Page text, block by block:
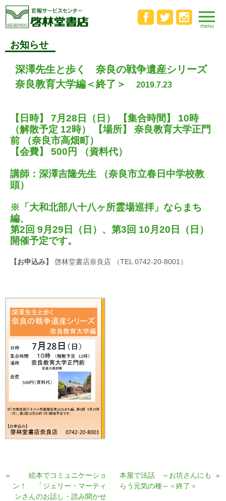
お知らせ
深澤先生と歩く 奈良の戦争遺産シリーズ
奈良教育大学編＜終了＞
2019.7.23
【日時】 7月28日（日） 【集合時間】 10時
（解散予定 12時） 【場所】 奈良教育大学正門
前 （奈良市高畑町）
【会費】 500円 （資料代）
講師：深澤吉隆先生 （奈良市立春日中学校教
頭）
※「大和北部八十八ヶ所霊場巡拝」ならまち
編、
第2回 9月29日（日）、第3回 10月20日（日）
開催予定です。
【お申込み】 啓林堂書店奈良店 （TEL 0742-20-8001）
«
絵本でコミュニケーショ
ン！ 「ジェリー・マーティ
ンさんのお話し・読み聞かせ
本屋で法話 ～お坊さんにも
らう元気の種～＜終了＞
»